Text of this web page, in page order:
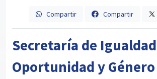
Compartir Compartir
Secretaría de
Oportunidad y Género